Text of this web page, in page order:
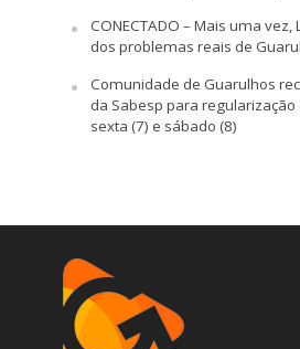
CONECTADO – Mais uma
dos problemas reais de
Comunidade de Guarulhos
da Sabesp para
sexta (7) e sábado (8)